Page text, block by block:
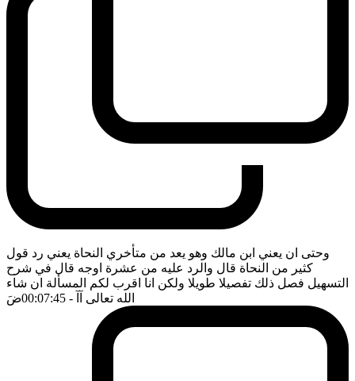
وحتى ان يعني ابن مالك وهو يعد من متأخري النحاة يعني رد قول
كثير من النحاة قال والرد عليه من عشرة اوجه قال في شرح
التسهيل فصل ذلك تفصيلا طويلا ولكن انا اقرب لكم المسألة ان شاء
الله تعالى آآ - 00:07:45 ضَ